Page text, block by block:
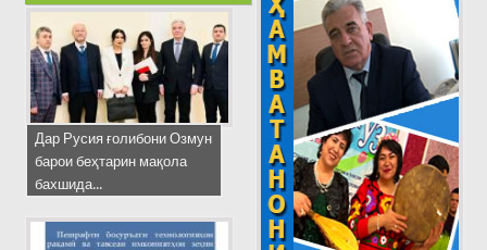
Дар Русия ғолибони Озмун
барои беҳтарин мақола
бахшида...